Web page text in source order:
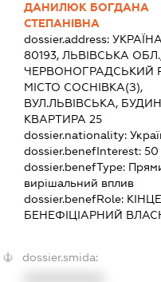
ДАНИЛЮК БОГДАНА
СТЕПАНІВНА
dossier.address:
80193, ЛЬВІВСЬКА
ЧЕРВОНОГРАДСЬКИЙ
МІСТО СОСНІВКА(З),
ВУЛ.ЛЬВІВСЬКА,
КВАРТИРА 25
dossier.nationality:
dossier.benefInterest:50
dossier.benefType:
вирішальний вплив
dossier.benefRole:
БЕНЕФІЦІАРНИЙ
dossier.smida: